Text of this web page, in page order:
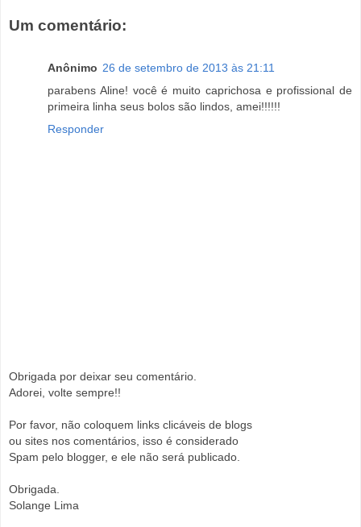
Um comentário:
Anônimo 26 de setembro de 2013 às 21:11
parabens Aline! você é muito caprichosa e profissional de
primeira linha seus bolos são lindos, amei!!!!!!
Responder
Obrigada por deixar seu comentário.
Adorei, volte sempre!!
Por favor, não coloquem links clicáveis de blogs
ou sites nos comentários, isso é considerado
Spam pelo blogger, e ele não será publicado.
Obrigada.
Solange Lima